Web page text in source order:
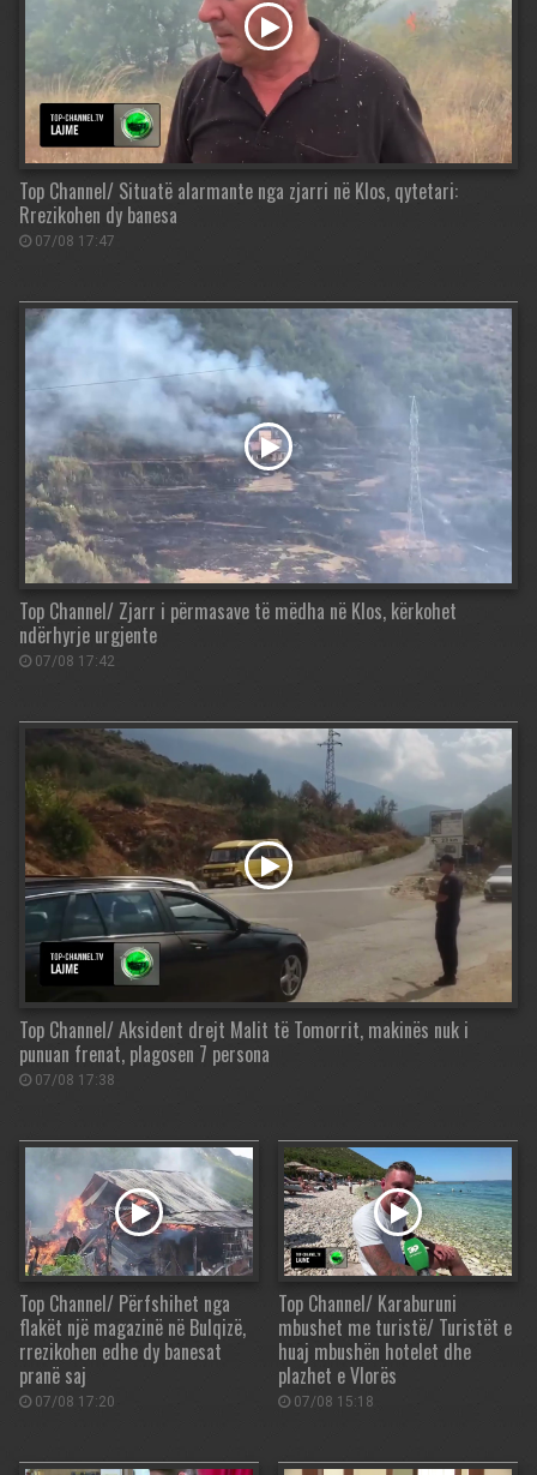
Top Channel/ Situatë alarmante nga zjarri në Klos, qytetari:
Rrezikohen dy banesa
07/08 17:47
Top Channel/ Zjarr i përmasave të mëdha në Klos, kërkohet
ndërhyrje urgjente
07/08 17:42
Top Channel/ Aksident drejt Malit të Tomorrit, makinës nuk i
punuan frenat, plagosen 7 persona
07/08 17:38
Top Channel/ Përfshihet nga
flakët një magazinë në Bulqizë,
rrezikohen edhe dy banesat
pranë saj
07/08 17:20
Top Channel/ Karaburuni
mbushet me turistë/ Turistët e
huaj mbushën hotelet dhe
plazhet e Vlorës
07/08 15:18